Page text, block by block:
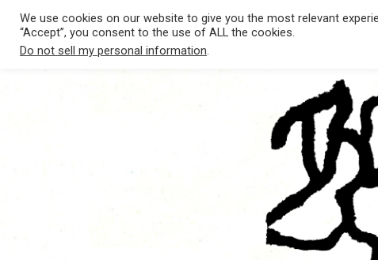
SALTAR
AL
CONTENIDO.
Twitter
Facebook
Instagram
YouTube
SoundCloud
Spotify
iTunes
Campamento
de
Correo
We use cookies on our website to give you the most relevant
“Accept”, you consent to the use of ALL the cookies.
Do not sell my personal information.